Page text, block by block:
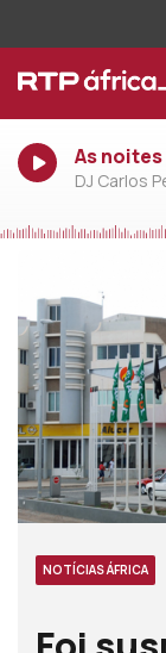
As
DJ Carlos
NOTÍCIAS ÁFRICA